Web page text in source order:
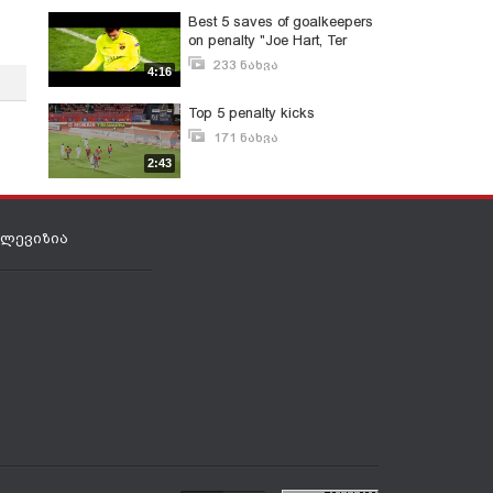
4:16
Best 5 saves of goalkeepers
on penalty "Joe Hart, Ter
stegen, Buffon and De gea
233 ნახვა
2:43
Top 5 penalty kicks
171 ნახვა